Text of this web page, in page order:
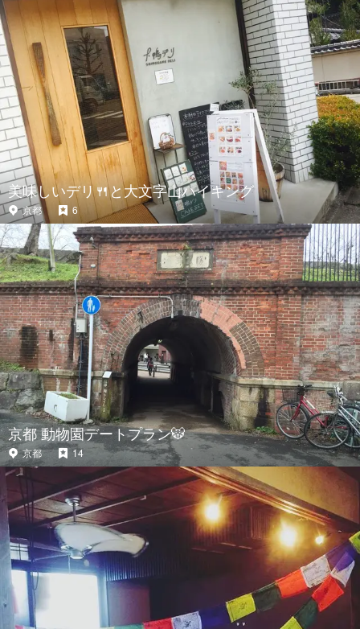
美味しいデリ🍴と大文字山ハイキング
京都 6
京都 動物園デートプラン🐯
京都 14